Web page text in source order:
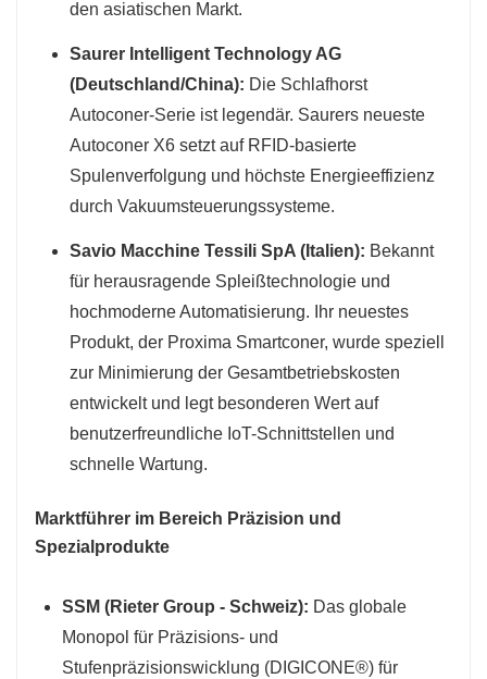
den asiatischen Markt.
Saurer Intelligent Technology AG
(Deutschland/China): Die Schlafhorst
Autoconer-Serie ist legendär. Saurers neueste
Autoconer X6 setzt auf RFID-basierte
Spulenverfolgung und höchste Energieeffizienz
durch Vakuumsteuerungssysteme.
Savio Macchine Tessili SpA (Italien): Bekannt
für herausragende Spleißtechnologie und
hochmoderne Automatisierung. Ihr neuestes
Produkt, der Proxima Smartconer, wurde speziell
zur Minimierung der Gesamtbetriebskosten
entwickelt und legt besonderen Wert auf
benutzerfreundliche IoT-Schnittstellen und
schnelle Wartung.
Marktführer im Bereich Präzision und
Spezialprodukte
SSM (Rieter Group - Schweiz): Das globale
Monopol für Präzisions- und
Stufenpräzisionswicklung (DIGICONE®) für